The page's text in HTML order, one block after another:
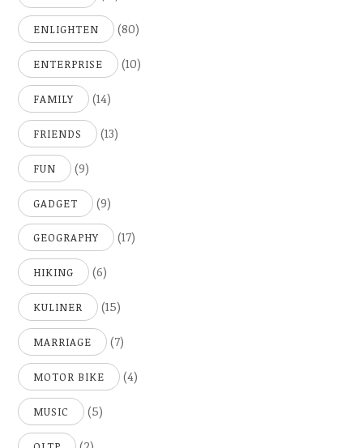
ENLIGHTEN (80)
ENTERPRISE (10)
FAMILY (14)
FRIENDS (13)
FUN (9)
GADGET (9)
GEOGRAPHY (17)
HIKING (6)
KULINER (15)
MARRIAGE (7)
MOTOR BIKE (4)
MUSIC (5)